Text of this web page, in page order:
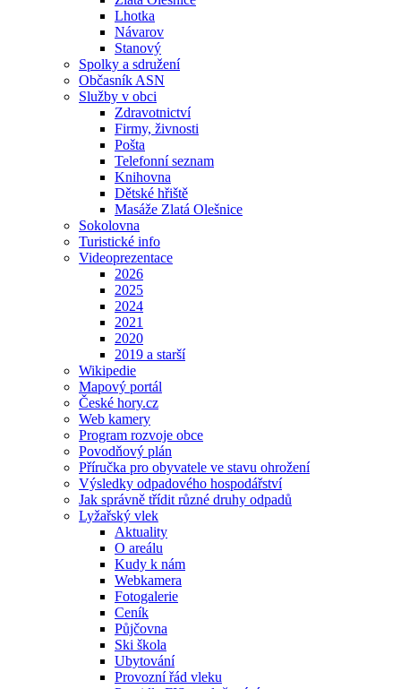
Lhotka
Návarov
Stanový
Spolky a sdružení
Občasník ASN
Služby v obci
Zdravotnictví
Firmy, živnosti
Pošta
Telefonní seznam
Knihovna
Dětské hřiště
Masáže Zlatá Olešnice
Sokolovna
Turistické info
Videoprezentace
2026
2025
2024
2021
2020
2019 a starší
Wikipedie
Mapový portál
České hory.cz
Web kamery
Program rozvoje obce
Povodňový plán
Příručka pro obyvatele ve stavu ohrožení
Výsledky odpadového hospodářství
Jak správně třídit různé druhy odpadů
Lyžařský vlek
Aktuality
O areálu
Kudy k nám
Webkamera
Fotogalerie
Ceník
Půjčovna
Ski škola
Ubytování
Provozní řád vleku